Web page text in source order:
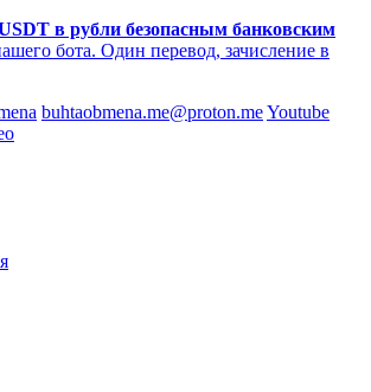
в рубли безопасным банковским
бота. Один перевод, зачисление в
buhtaobmena.me@proton.meYoutube